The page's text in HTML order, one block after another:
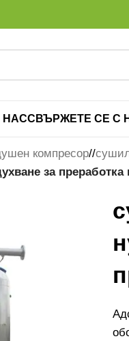
НАССВЪРЖЕТЕ СЕ С
компресор/
за преработка